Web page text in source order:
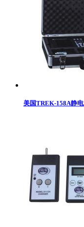
美国TREK-158A静